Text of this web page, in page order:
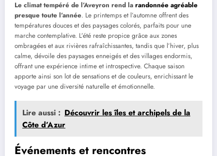
Le climat tempéré de l’Aveyron rend la randonnée agréable
presque toute l’année. Le printemps et l’automne offrent des
températures douces et des paysages colorés, parfaits pour une
marche contemplative. L’été reste propice grâce aux zones
ombragées et aux rivières rafraîchissantes, tandis que l’hiver, plus
calme, dévoile des paysages enneigés et des villages endormis,
offrant une expérience intime et introspective. Chaque saison
apporte ainsi son lot de sensations et de couleurs, enrichissant le
voyage par une diversité naturelle et émotionnelle.
Lire aussi : Découvrir les îles et archipels de la
Côte d’Azur
Événements et rencontres